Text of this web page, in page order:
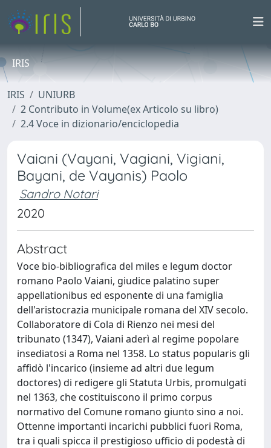
IRIS
IRIS
UNIURB
2 Contributo in Volume(ex Articolo su libro)
2.4 Voce in dizionario/enciclopedia
Vaiani (Vayani, Vagiani, Vigiani,
Bayani, de Vayanis) Paolo
Sandro Notari
2020
Abstract
Voce bio-bibliografica del miles e legum doctor
romano Paolo Vaiani, giudice palatino super
appellationibus ed esponente di una famiglia
dell'aristocrazia municipale romana del XIV secolo.
Collaboratore di Cola di Rienzo nei mesi del
tribunato (1347), Vaiani aderì al regime popolare
insediatosi a Roma nel 1358. Lo status popularis gli
affidò l'incarico (insieme ad altri due legum
doctores) di redigere gli Statuta Urbis, promulgati
nel 1363, che costituiscono il primo corpus
normativo del Comune romano giunto sino a noi.
Ottenne importanti incarichi pubblici fuori Roma,
tra i quali spicca il prestigioso ufficio di podestà di